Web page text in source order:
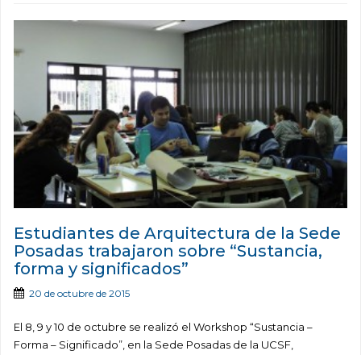
Estudiantes de Arquitectura de la Sede
Posadas trabajaron sobre “Sustancia,
forma y significados”
20 de octubre de 2015
El 8, 9 y 10 de octubre se realizó el Workshop “Sustancia –
Forma – Significado”, en la Sede Posadas de la UCSF,